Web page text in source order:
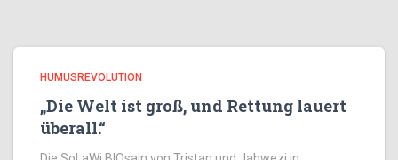
HUMUSREVOLUTION
„Die Welt ist groß, und Rettung lauert
überall.“